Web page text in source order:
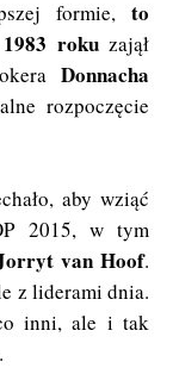
formie,to
rokuzajął
Donnacha
rozpoczęcie
aby wziąć
2015, w tym
van Hoof.
z liderami dnia.
inni, ale i tak